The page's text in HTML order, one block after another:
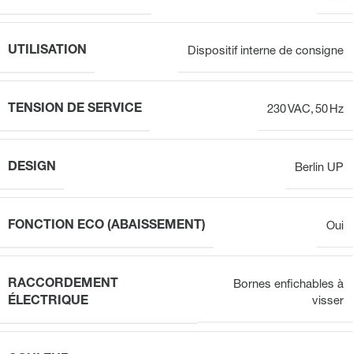
UTILISATION Dispositif interne de consigne
TENSION DE SERVICE 230 VAC, 50 Hz
DESIGN Berlin UP
FONCTION ECO (ABAISSEMENT) Oui
RACCORDEMENT
ÉLECTRIQUE
Bornes enfichables à
visser